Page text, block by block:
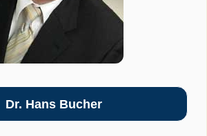
Dr. Hans Bucher